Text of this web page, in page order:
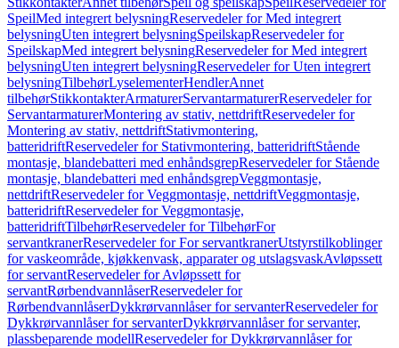
SpeilMed integrert belysningReservedeler for Med integrert
belysningUten integrert belysningSpeilskapReservedeler for
SpeilskapMed integrert belysningReservedeler for Med integrert
belysningUten integrert belysningReservedeler for Uten integrert
belysningTilbehørLyselementerHendlerAnnet
tilbehørStikkontakterArmaturerServantarmaturerReservedeler for
ServantarmaturerMontering av stativ, nettdriftReservedeler for
Montering av stativ, nettdriftStativmontering,
batteridriftReservedeler for Stativmontering, batteridriftStående
montasje, blandebatteri med enhåndsgrepReservedeler for Stående
montasje, blandebatteri med enhåndsgrepVeggmontasje,
nettdriftReservedeler for Veggmontasje, nettdriftVeggmontasje,
batteridriftReservedeler for Veggmontasje,
batteridriftTilbehørReservedeler for TilbehørFor
servantkranerReservedeler for For servantkranerUtstyrstilkoblinger
for vaskeområde, kjøkkenvask, apparater og utslagsvaskAvløpssett
for servantReservedeler for Avløpssett for
servantRørbendvannlåserReservedeler for
RørbendvannlåserDykkrørvannlåser for servanterReservedeler for
Dykkrørvannlåser for servanterDykkrørvannlåser for servanter,
plassbeparende modellReservedeler for Dykkrørvannlåser for